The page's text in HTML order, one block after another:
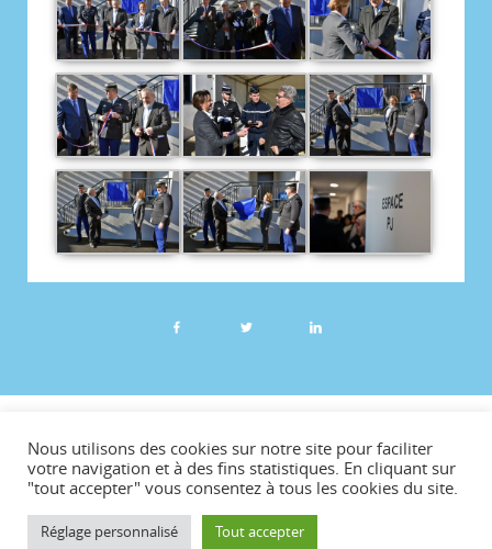
Plan du site
Mentions légales
Téléchargements
Contact
Nous utilisons des cookies sur notre site pour faciliter
votre navigation et à des fins statistiques. En cliquant sur
"tout accepter" vous consentez à tous les cookies du site.
Réglage personnalisé Tout accepter